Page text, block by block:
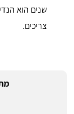
שנים הוא
צריכים.